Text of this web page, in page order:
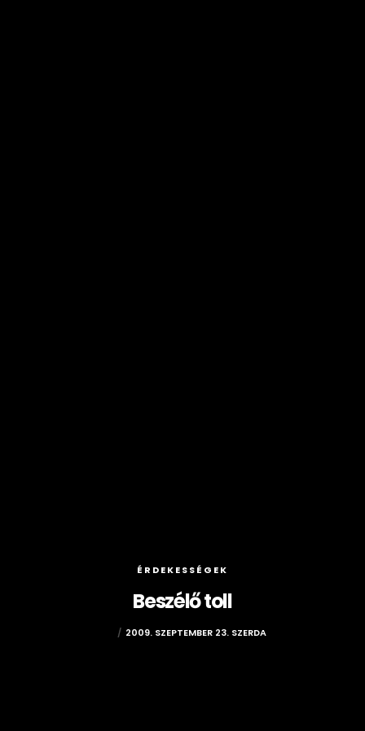
ÉRDEKESSÉGEK
Beszélő toll
2009. SZEPTEMBER 23. SZERDA